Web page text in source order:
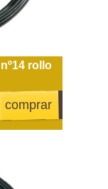
rollo
comprar